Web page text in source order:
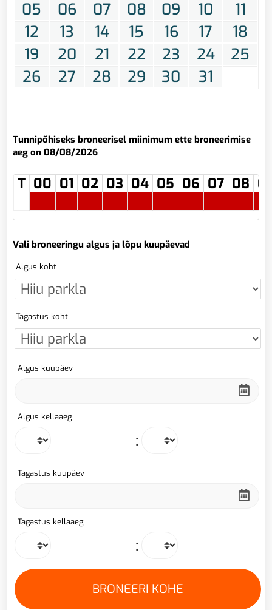
05 06 07 08 09 10
11
12
13 14 15 16 17
18
19
20 21 22 23 24
25
26
27 28 29 30 31
Tunnipõhiseks broneerisel miinimum ette broneerimise
aeg on 08/08/2026
T 00 01 02 03 04 05 06 07 08
Vali broneeringu algus ja lõpu kuupäevad
Algus koht
Tagastus koht
Algus kuupäev
Algus kellaaeg
:
Tagastus kuupäev
Tagastus kellaaeg
: